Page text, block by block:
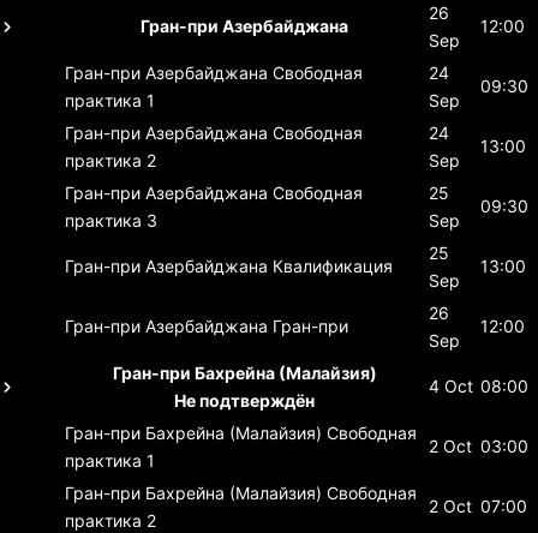
Гран-при Азербайджана
26
Sep
12:00
Гран-при Азербайджана Свободная
практика 1
24
Sep
09:30
Гран-при Азербайджана Свободная
практика 2
24
Sep
13:00
Гран-при Азербайджана Свободная
практика 3
25
Sep
09:30
Гран-при Азербайджана Квалификация
25
Sep
13:00
Гран-при Азербайджана Гран-при
26
Sep
12:00
Гран-при Бахрейна (Малайзия)
Не подтверждён
4 Oct 08:00
Гран-при Бахрейна (Малайзия) Свободная
практика 1
2 Oct 03:00
Гран-при Бахрейна (Малайзия) Свободная
практика 2
2 Oct 07:00